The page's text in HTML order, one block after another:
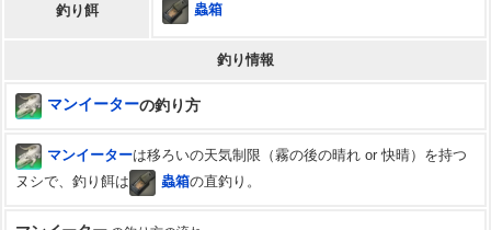
釣り餌 蟲箱
釣り情報
マンイーターの釣り方
マンイーターは移ろいの天気制限（霧の後の晴れ or 快晴）を持つ
ヌシで、釣り餌は
蟲箱の直釣り。